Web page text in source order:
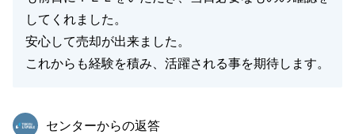
してくれました。
安心して売却が出来ました。
これからも経験を積み、活躍される事を期待します。
東急リバブル
センターからの返答